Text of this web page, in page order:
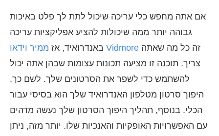
אם אתה מחפש כלי עריכה שיכול לתת לך פלט באיכות
גבוהה יותר ממה שיכולות להציע אפליקציות עריכה
באנדרואיד, אז ממיר וידאו Vidmore
צריך. תוכנה זו מציעה תכונות עצומות שבהן אתה יכול
להשתמש כדי לשפר את הסרטונים שלך. לשם כך,
היפוך סרטון מטלפון האנדרואיד שלך הוא בסיסי עבור
הכלי. בנוסף, תהליך היפוך הסרטון שלך נעשה מדהים
עם האפשרויות האופקיות והאנכיות שלו. יותר מזה, ניתן